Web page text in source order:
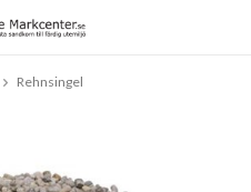
Rehnsingel